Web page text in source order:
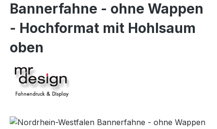
Bannerfahne - ohne Wappen
- Hochformat mit Hohlsaum
oben
Bildergalerie überspringen